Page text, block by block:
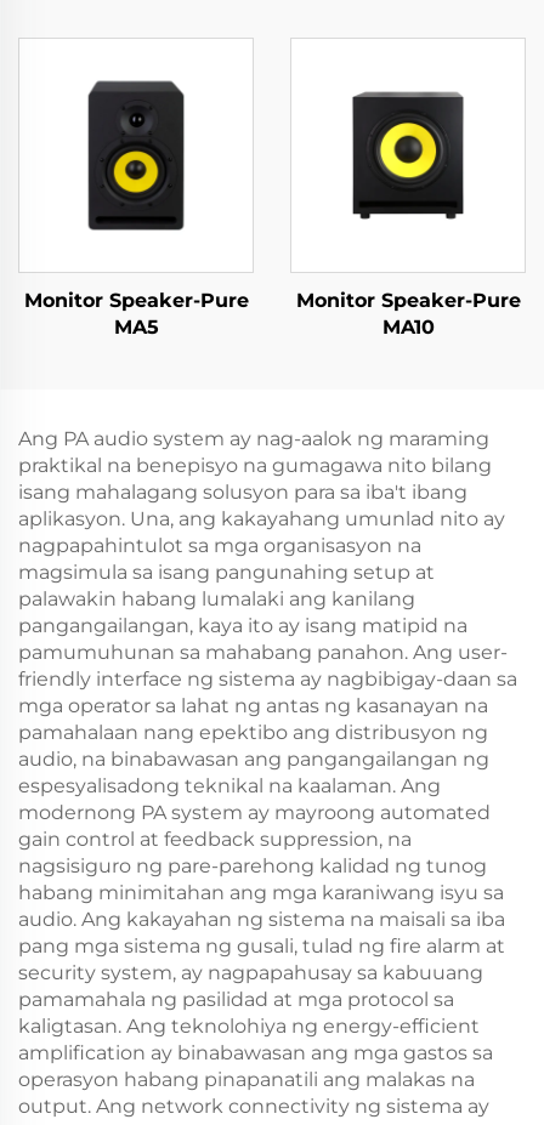
Monitor Speaker-Pure
MA5
Monitor Speaker-Pure
MA10
Ang PA audio system ay nag-aalok ng maraming
praktikal na benepisyo na gumagawa nito bilang
isang mahalagang solusyon para sa iba't ibang
aplikasyon. Una, ang kakayahang umunlad nito ay
nagpapahintulot sa mga organisasyon na
magsimula sa isang pangunahing setup at
palawakin habang lumalaki ang kanilang
pangangailangan, kaya ito ay isang matipid na
pamumuhunan sa mahabang panahon. Ang user-
friendly interface ng sistema ay nagbibigay-daan sa
mga operator sa lahat ng antas ng kasanayan na
pamahalaan nang epektibo ang distribusyon ng
audio, na binabawasan ang pangangailangan ng
espesyalisadong teknikal na kaalaman. Ang
modernong PA system ay mayroong automated
gain control at feedback suppression, na
nagsisiguro ng pare-parehong kalidad ng tunog
habang minimitahan ang mga karaniwang isyu sa
audio. Ang kakayahan ng sistema na maisali sa iba
pang mga sistema ng gusali, tulad ng fire alarm at
security system, ay nagpapahusay sa kabuuang
pamamahala ng pasilidad at mga protocol sa
kaligtasan. Ang teknolohiya ng energy-efficient
amplification ay binabawasan ang mga gastos sa
operasyon habang pinapanatili ang malakas na
output. Ang network connectivity ng sistema ay